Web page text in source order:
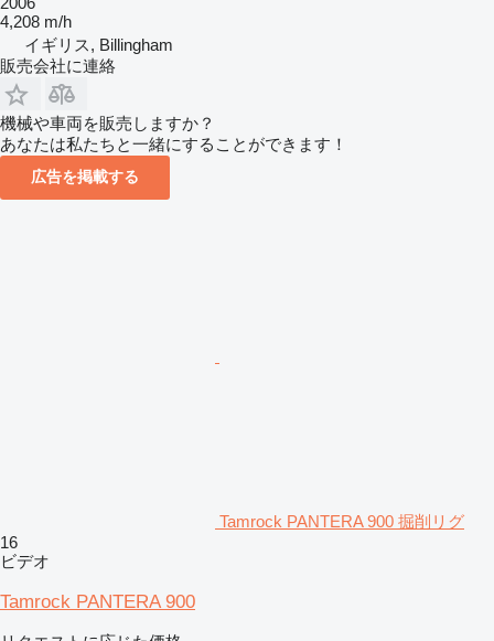
4,208 m/h
イギリス, Billingham
販売会社に連絡
機械や車両を販売しますか？
あなたは私たちと一緒にすることができます！
広告を掲載する
Tamrock PANTERA 900 掘削リグ
16
ビデオ
Tamrock PANTERA 900